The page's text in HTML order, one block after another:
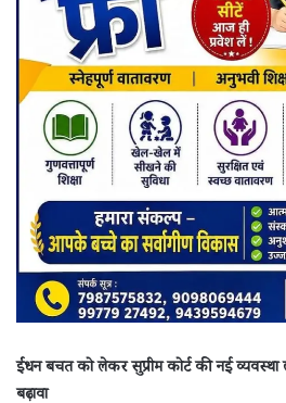
ईंधन बचत को लेकर सुप्रीम कोर्ट की नई
बढ़ावा